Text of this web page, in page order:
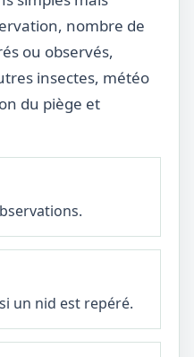
nombre de
ou observés,
insectes, météo
du piège et
un nid est repéré.